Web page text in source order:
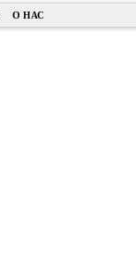
О НАС